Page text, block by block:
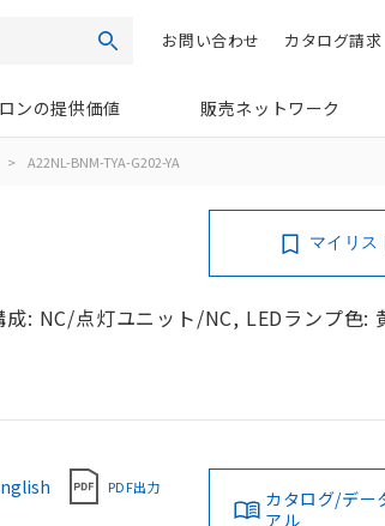
検索 カタログ請求
お問い合わせ
ンの提供価値 販売ネットワーク
> A22NL-BNM-TYA-G202-YA
: NC/点灯ユニット/NC, LEDランプ色:
マイリス
PDF出力
カタログ/デー
アル